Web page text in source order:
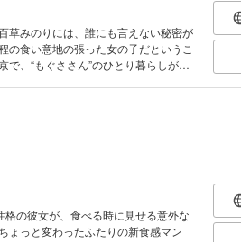
草みのりには、誰にも言えない秘密が
の食い意地の張った女の子だというこ
で、“もぐささん”のひとり暮らしが始
の彼女が、食べる時に見せる意外な
ょっと変わったふたりの新食感マン